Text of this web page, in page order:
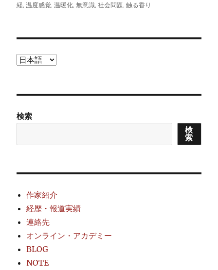
稿
稿
テ
経,温度感覚,温暖化,無意識,社会問題,触る香り
言
択
検索
検
索
作家紹介
経歴・報道実績
連絡先
オンライン・アカデミー
BLOG
NOTE